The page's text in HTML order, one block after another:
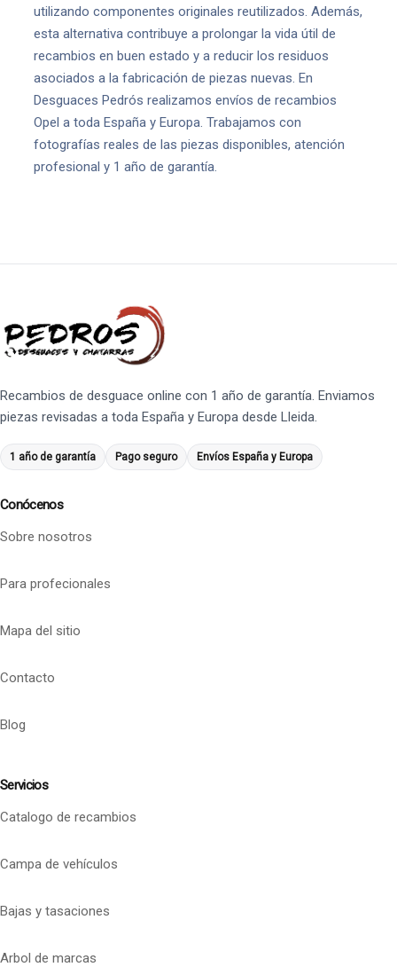
utilizando componentes originales reutilizados. Además,
esta alternativa contribuye a prolongar la vida útil de
recambios en buen estado y a reducir los residuos
asociados a la fabricación de piezas nuevas. En
Desguaces Pedrós realizamos envíos de recambios
Opel a toda España y Europa. Trabajamos con
fotografías reales de las piezas disponibles, atención
profesional y 1 año de garantía.
Recambios de desguace online con 1 año de garantía. Enviamos
piezas revisadas a toda España y Europa desde Lleida.
1 año de garantía Pago seguro Envíos España y Europa
Conócenos
Sobre nosotros
Para profecionales
Mapa del sitio
Contacto
Blog
Servicios
Catalogo de recambios
Campa de vehículos
Bajas y tasaciones
Arbol de marcas